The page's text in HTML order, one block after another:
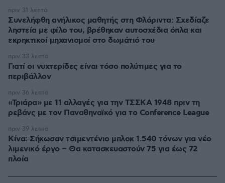
Συνελήφθη ανήλικος μαθητής στη Φλόριντα: Σχεδίαζε
ληστεία με φίλο του, βρέθηκαν αυτοσχέδια όπλα και
εκρηκτικοί μηχανισμοί στο δωμάτιό του
πριν 31 λεπτά
Γιατί οι νυχτερίδες είναι τόσο πολύτιμες για το
περιβάλλον
πριν 33 λεπτά
«Τριάρα» με 11 αλλαγές για την ΤΣΣΚΑ 1948 πριν τη
ρεβάνς με τον Παναθηναϊκό για το Conference League
πριν 36 λεπτά
Κίνα: Σήκωσαν τσιμεντένιο μπλοκ 1.540 τόνων για νέο
λιμενικό έργο – Θα κατασκευαστούν 75 για έως 72
πλοία
πριν 39 λεπτά